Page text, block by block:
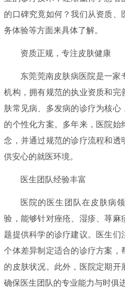
的口碑究竟如何？我们从资质、
务体验等方面来具体了解。
资质正规，专注皮肤健康
东莞莞南皮肤病医院是一家
机构，拥有规范的执业资质和完
肤常见病、多发病的诊疗为核
的个性化方案。多年来，医院始
念，并通过规范的诊疗流程和透
供安心的就医环境。
医生团队经验丰富
医院的医生团队在皮肤病
验，能够针对痤疮、湿疹、荨麻
题提供科学的诊疗建议。医生们
个体差异制定适合的诊疗方案，
的皮肤状况。此外，医院定期开
确保医生团队的专业能力与时俱进